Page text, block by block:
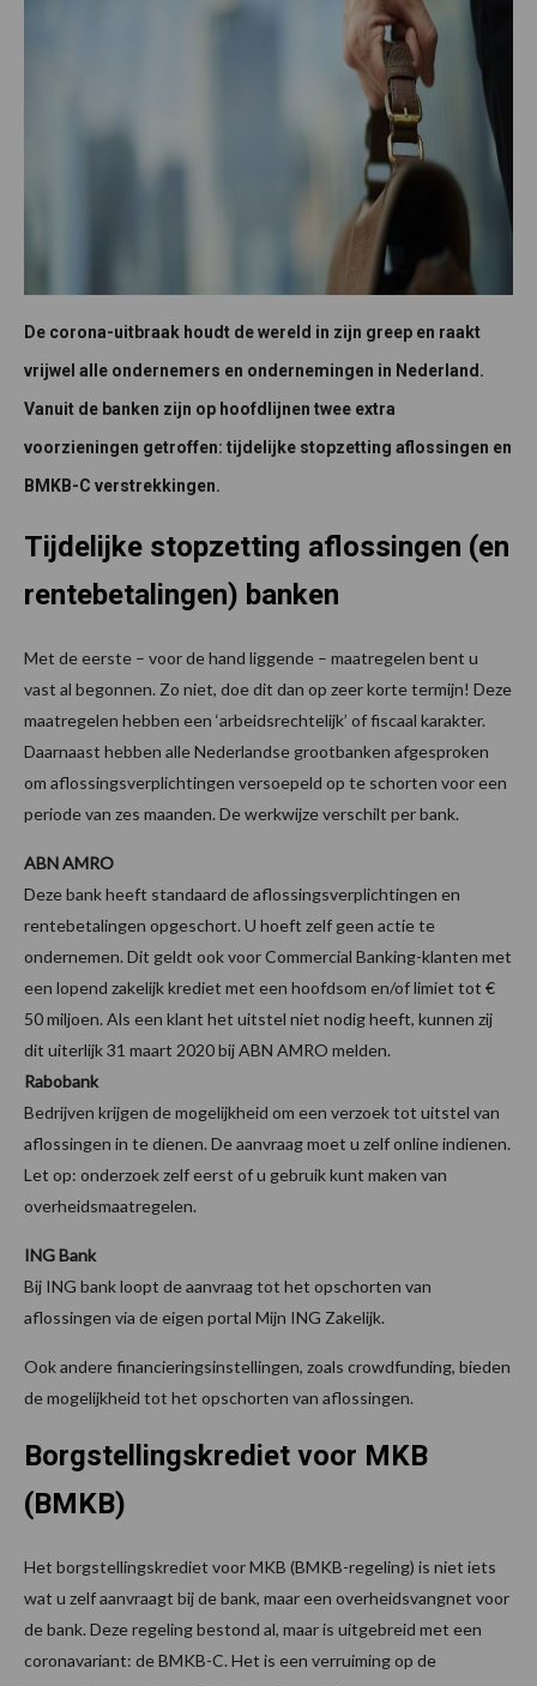
De corona-uitbraak houdt de wereld in zijn greep en raakt
vrijwel alle ondernemers en ondernemingen in Nederland.
Vanuit de banken zijn op hoofdlijnen twee extra
voorzieningen getroffen: tijdelijke stopzetting aflossingen en
BMKB-C verstrekkingen.
Tijdelijke stopzetting aflossingen (en
rentebetalingen) banken
Met de eerste – voor de hand liggende – maatregelen bent u
vast al begonnen. Zo niet, doe dit dan op zeer korte termijn! Deze
maatregelen hebben een ‘arbeidsrechtelijk’ of fiscaal karakter.
Daarnaast hebben alle Nederlandse grootbanken afgesproken
om aflossingsverplichtingen versoepeld op te schorten voor een
periode van zes maanden. De werkwijze verschilt per bank.
ABN AMRO
Deze bank heeft standaard de aflossingsverplichtingen en
rentebetalingen opgeschort. U hoeft zelf geen actie te
ondernemen. Dit geldt ook voor Commercial Banking-klanten met
een lopend zakelijk krediet met een hoofdsom en/of limiet tot €
50 miljoen. Als een klant het uitstel niet nodig heeft, kunnen zij
dit uiterlijk 31 maart 2020 bij ABN AMRO melden.
Rabobank
Bedrijven krijgen de mogelijkheid om een verzoek tot uitstel van
aflossingen in te dienen. De aanvraag moet u zelf online indienen.
Let op: onderzoek zelf eerst of u gebruik kunt maken van
overheidsmaatregelen.
ING Bank
Bij ING bank loopt de aanvraag tot het opschorten van
aflossingen via de eigen portal Mijn ING Zakelijk.
Ook andere financieringsinstellingen, zoals crowdfunding, bieden
de mogelijkheid tot het opschorten van aflossingen.
Borgstellingskrediet voor MKB
(BMKB)
Het borgstellingskrediet voor MKB (BMKB-regeling) is niet iets
wat u zelf aanvraagt bij de bank, maar een overheidsvangnet voor
de bank. Deze regeling bestond al, maar is uitgebreid met een
coronavariant: de BMKB-C. Het is een verruiming op de